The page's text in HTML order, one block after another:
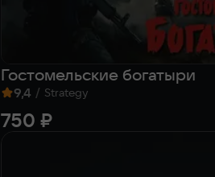
Гостомельские богатыри
9,4 / Strategy
750 ₽